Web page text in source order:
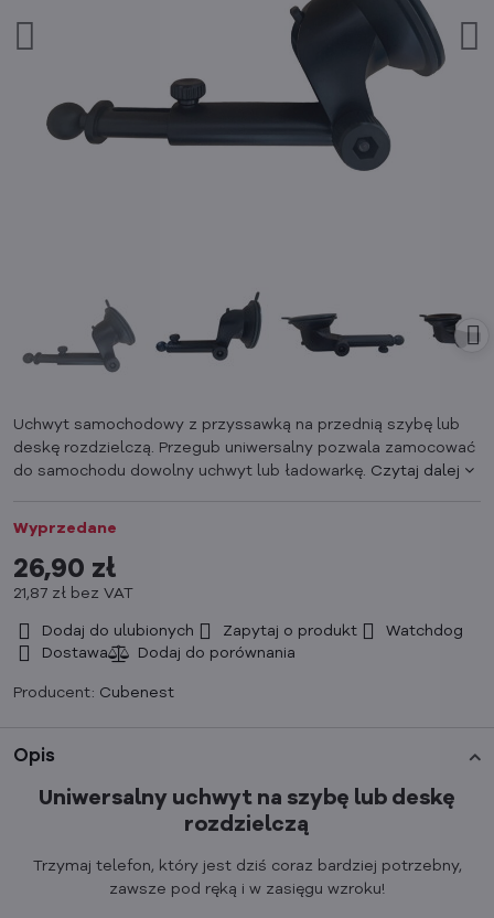
Uchwyt samochodowy z przyssawką na przednią szybę lub
deskę rozdzielczą. Przegub uniwersalny pozwala zamocować
do samochodu dowolny uchwyt lub ładowarkę. Czytaj dalej
Wyprzedane
26,90 zł
21,87 zł bez VAT
Dodaj do ulubionych Zapytaj o produkt
Watchdog
Dostawa
Producent: Cubenest
Opis
Uniwersalny uchwyt na szybę lub deskę
rozdzielczą
Trzymaj telefon, który jest dziś coraz bardziej potrzebny,
zawsze pod ręką i w zasięgu wzroku!